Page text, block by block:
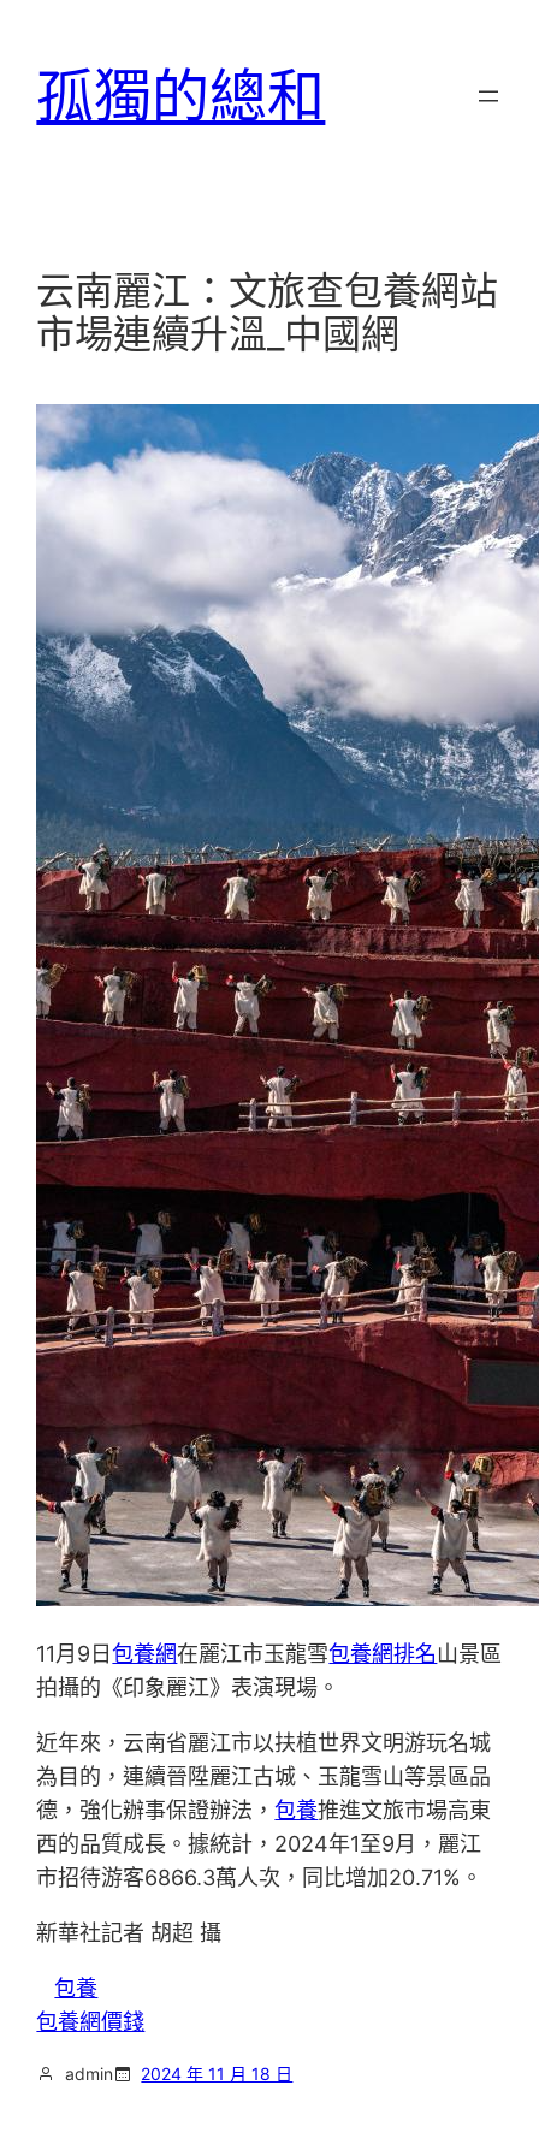
孤獨的總和
云南麗江：文旅查包養網站
市場連續升溫_中國網
11月9日包養網在麗江市玉龍雪包養網排名山景區
拍攝的《印象麗江》表演現場。
近年來，云南省麗江市以扶植世界文明游玩名城
為目的，連續晉陞麗江古城、玉龍雪山等景區品
德，強化辦事保證辦法，包養推進文旅市場高東
西的品質成長。據統計，2024年1至9月，麗江
市招待游客6866.3萬人次，同比增加20.71%。
新華社記者 胡超 攝
包養
包養網價錢
admin 2024 年 11 月 18 日